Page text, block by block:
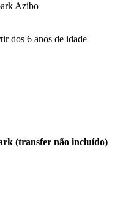
Azibo
dos 6 anos de idade
(transfer não incluído)